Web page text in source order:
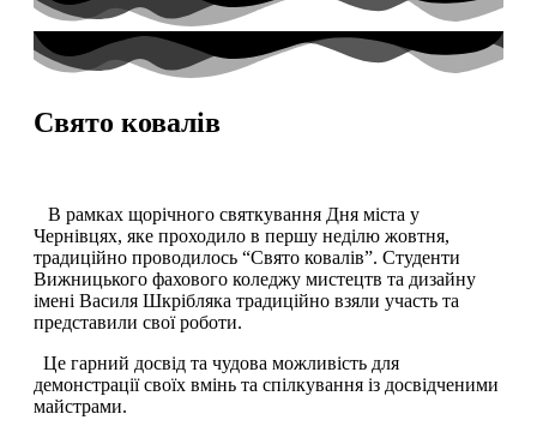
Свято ковалів
В рамках щорічного святкування Дня міста у
Чернівцях, яке проходило в першу неділю жовтня,
традиційно проводилось “Свято ковалів”. Студенти
Вижницького фахового коледжу мистецтв та дизайну
імені Василя Шкрібляка традиційно взяли участь та
представили свої роботи.
Це гарний досвід та чудова можливість для
демонстрації своїх вмінь та спілкування із досвідченими
майстрами.